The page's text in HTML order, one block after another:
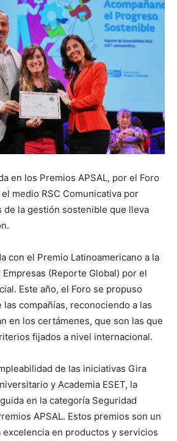
en los Premios APSAL, por el Foro
medio RSC Comunicativa por
la gestión sostenible que lleva
con el Premio Latinoamericano a la
(Reporte Global) por el
Este año, el Foro se propuso
las compañías, reconociendo a las
en los certámenes, que son las que
fijados a nivel internacional.
de las iniciativas Gira
y Academia ESET, la
en la categoría Seguridad
APSAL. Estos premios son un
en productos y servicios